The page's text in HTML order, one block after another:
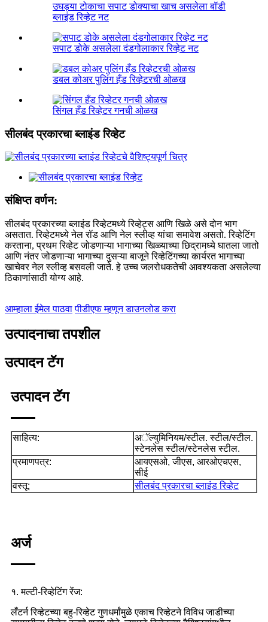
उघड्या टोकाचा सपाट डोक्याचा खाच असलेला बॉडी
ब्लाइंड रिव्हेट नट
सपाट डोके असलेला दंडगोलाकार रिव्हेट नट
डबल कोअर पुलिंग हँड रिव्हेटरची ओळख
सिंगल हँड रिव्हेटर गनची ओळख
सीलबंद प्रकारचा ब्लाइंड रिव्हेट
संक्षिप्त वर्णन:
सीलबंद प्रकारच्या ब्लाइंड रिव्हेटमध्ये रिव्हेट्स आणि खिळे असे दोन भाग
असतात. रिव्हेटमध्ये नेल रॉड आणि नेल स्लीव्ह यांचा समावेश असतो. रिव्हेटिंग
करताना, प्रथम रिव्हेट जोडणाऱ्या भागाच्या खिळ्याच्या छिद्रामध्ये घातला जातो
आणि नंतर जोडणाऱ्या भागाच्या दुसऱ्या बाजूने रिव्हेटिंगच्या कार्यरत भागाच्या
खाचेवर नेल स्लीव्ह बसवली जाते. हे उच्च जलरोधकतेची आवश्यकता असलेल्या
ठिकाणांसाठी योग्य आहे.
आम्हाला ईमेल पाठवा पीडीएफ म्हणून डाउनलोड करा
उत्पादनाचा तपशील
उत्पादन टॅग
उत्पादन टॅग
साहित्य:
अॅल्युमिनियम/स्टील. स्टील/स्टील.
स्टेनलेस स्टील/स्टेनलेस स्टील.
प्रमाणपत्र:
आयएसओ, जीएस, आरओएचएस,
सीई
वस्तू:
सीलबंद प्रकारचा ब्लाइंड रिव्हेट
अर्ज
१. मल्टी-रिव्हेटिंग रेंज:
लँटर्न रिव्हेटच्या बहु-रिव्हेट गुणधर्मांमुळे एकाच रिव्हेटने विविध जाडीच्या